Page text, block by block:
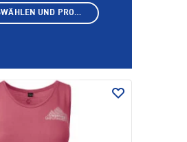
SHOP AUSWÄHLEN UND PRODUKTE ANZEIGEN